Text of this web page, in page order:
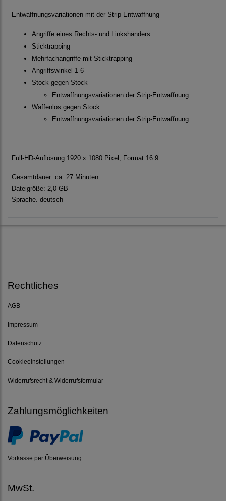
Entwaffnungsvariationen mit der Strip-Entwaffnung
Angriffe eines Rechts- und Linkshänders
Sticktrapping
Mehrfachangriffe mit Sticktrapping
Angriffswinkel 1-6
Stock gegen Stock
Entwaffnungsvariationen der Strip-Entwaffnung
Waffenlos gegen Stock
Entwaffnungsvariationen der Strip-Entwaffnung
Full-HD-Auflösung 1920 x 1080 Pixel, Format 16:9
Gesamtdauer: ca. 27 Minuten
Dateigröße: 2,0 GB
Sprache. deutsch
Rechtliches
AGB
Impressum
Datenschutz
Cookieeinstellungen
Widerrufsrecht & Widerrufsformular
Zahlungsmöglichkeiten
Vorkasse per Überweisung
MwSt.